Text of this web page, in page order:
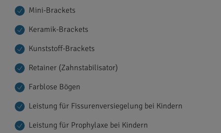
Mini-Brackets
Keramik-Brackets
Kunststoff-Brackets
Retainer (Zahnstabilisator)
Farblose Bögen
Leistung für Fissurenversiegelung bei Kindern
Leistung für Prophylaxe bei Kindern